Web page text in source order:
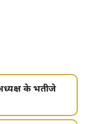
के भतीजे